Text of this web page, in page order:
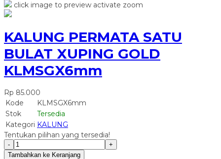
click image to preview activate zoom
KALUNG PERMATA SATU
BULAT XUPING GOLD
KLMSGX6mm
Rp 85.000
Kode
KLMSGX6mm
Stok
Tersedia
Kategori KALUNG
Tentukan pilihan yang tersedia!
-
+
Tambahkan ke Keranjang